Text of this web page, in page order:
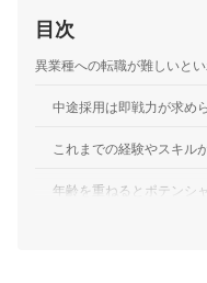
目次
異業種への転職が難しいと
中途採用は即戦力が求め
これまでの経験やスキル
年齢を重ねるとポテンシ